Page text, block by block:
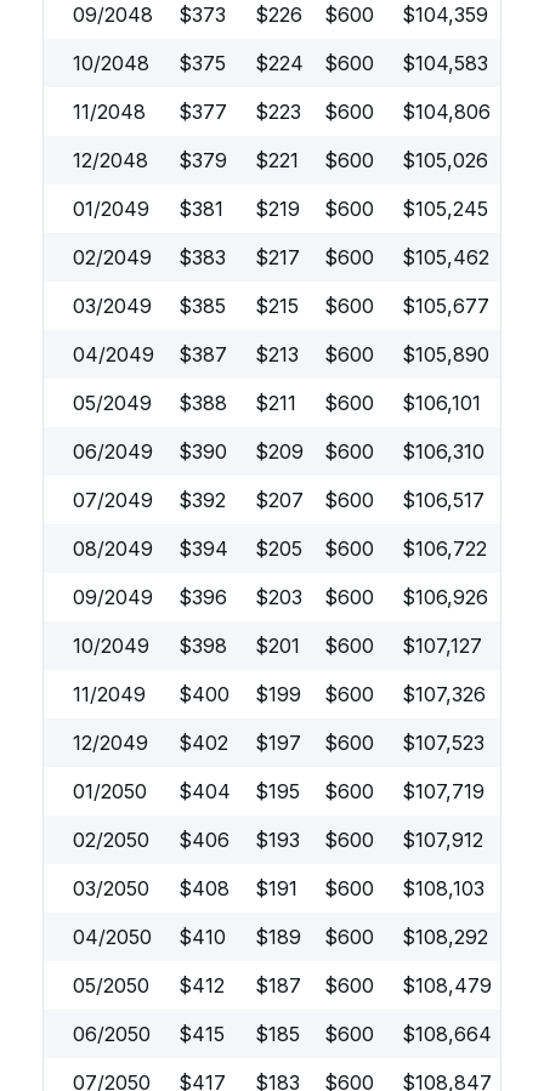
09/2048
$373 $226 $600 $104,359
10/2048
$375 $224 $600 $104,583
11/2048
$377 $223 $600 $104,806
12/2048
$379 $221 $600 $105,026
01/2049
$381 $219 $600 $105,245
02/2049
$383 $217 $600 $105,462
03/2049
$385 $215 $600 $105,677
04/2049
$387 $213 $600 $105,890
05/2049
$388 $211 $600 $106,101
06/2049
$390 $209 $600 $106,310
07/2049
$392 $207 $600 $106,517
08/2049
$394 $205 $600 $106,722
09/2049
$396 $203 $600 $106,926
10/2049
$398 $201 $600 $107,127
11/2049
$400 $199 $600 $107,326
12/2049
$402 $197 $600 $107,523
01/2050
$404 $195 $600 $107,719
02/2050
$406 $193 $600 $107,912
03/2050
$408 $191 $600 $108,103
04/2050
$410 $189 $600 $108,292
05/2050
$412 $187 $600 $108,479
06/2050
$415 $185 $600 $108,664
07/2050
$417 $183 $600 $108,847